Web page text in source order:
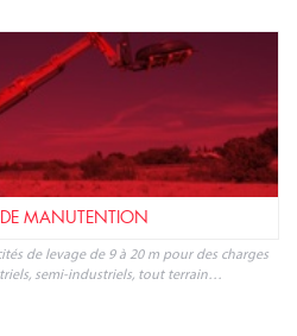
MANUTENTION
de levage de 9 à 20 m pour des charges
semi-industriels, tout terrain…